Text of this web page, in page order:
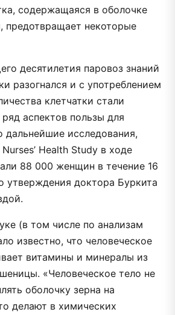
содержащаяся в оболочке
предотвращает некоторые
десятилетия паровоз знаний
разогнался и с употреблением
клетчатки стали
аспектов пользы для
дальнейшие исследования,
Health Study в ходе
88 000 женщин в течение 16
утверждения доктора Буркита
(в том числе по анализам
известно, что человеческое
витамины и минералы из
«Человеческое тело не
оболочку зерна на
делают в химических